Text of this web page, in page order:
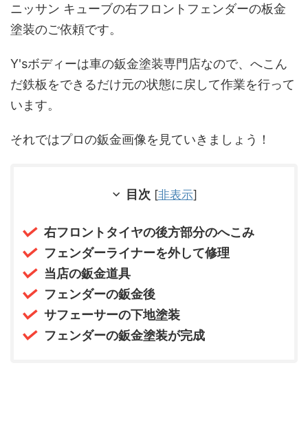
ニッサン キューブの右フロントフェンダーの板金
塗装のご依頼です。
Y'sボディーは車の鈑金塗装専門店なので、へこん
だ鉄板をできるだけ元の状態に戻して作業を行って
います。
それではプロの鈑金画像を見ていきましょう！
目次 [非表示]
右フロントタイヤの後方部分のへこみ
フェンダーライナーを外して修理
当店の鈑金道具
フェンダーの鈑金後
サフェーサーの下地塗装
フェンダーの鈑金塗装が完成